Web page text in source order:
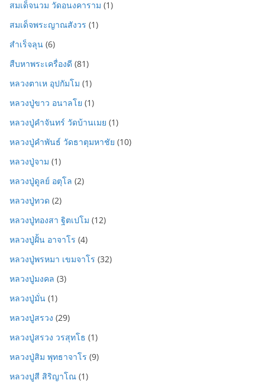
สมเด็จนวม วัดอนงคาราม (1)
สมเด็จพระญาณสังวร (1)
สำเร็จลุน (6)
สืบหาพระเครื่องดี (81)
หลวงตาเห อุปกัมโม (1)
หลวงปู่ขาว อนาลโย (1)
หลวงปู่คำจันทร์ วัดบ้านเมย (1)
หลวงปู่คำพันธ์ วัดธาตุมหาชัย (10)
หลวงปู่จาม (1)
หลวงปู่ดูลย์ อตุโล (2)
หลวงปู่ทวด (2)
หลวงปู่ทองสา ฐิตเปโม (12)
หลวงปู่ฝั้น อาจาโร (4)
หลวงปู่พรหมา เขมจาโร (32)
หลวงปู่มงคล (3)
หลวงปู่มั่น (1)
หลวงปู่สรวง (29)
หลวงปู่สรวง วรสุทโธ (1)
หลวงปู่สิม พุทธาจาโร (9)
หลวงปูสี สิริญาโณ (1)